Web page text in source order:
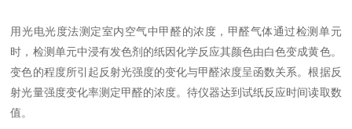
用光电光度法测定室内空气中甲醛的浓度，甲醛气体通过检测单元
时，检测单元中浸有发色剂的纸因化学反应其颜色由白色变成黄色。
变色的程度所引起反射光强度的变化与甲醛浓度呈函数关系。根据反
射光量强度变化率测定甲醛的浓度。待仪器达到试纸反应时间读取数
值。